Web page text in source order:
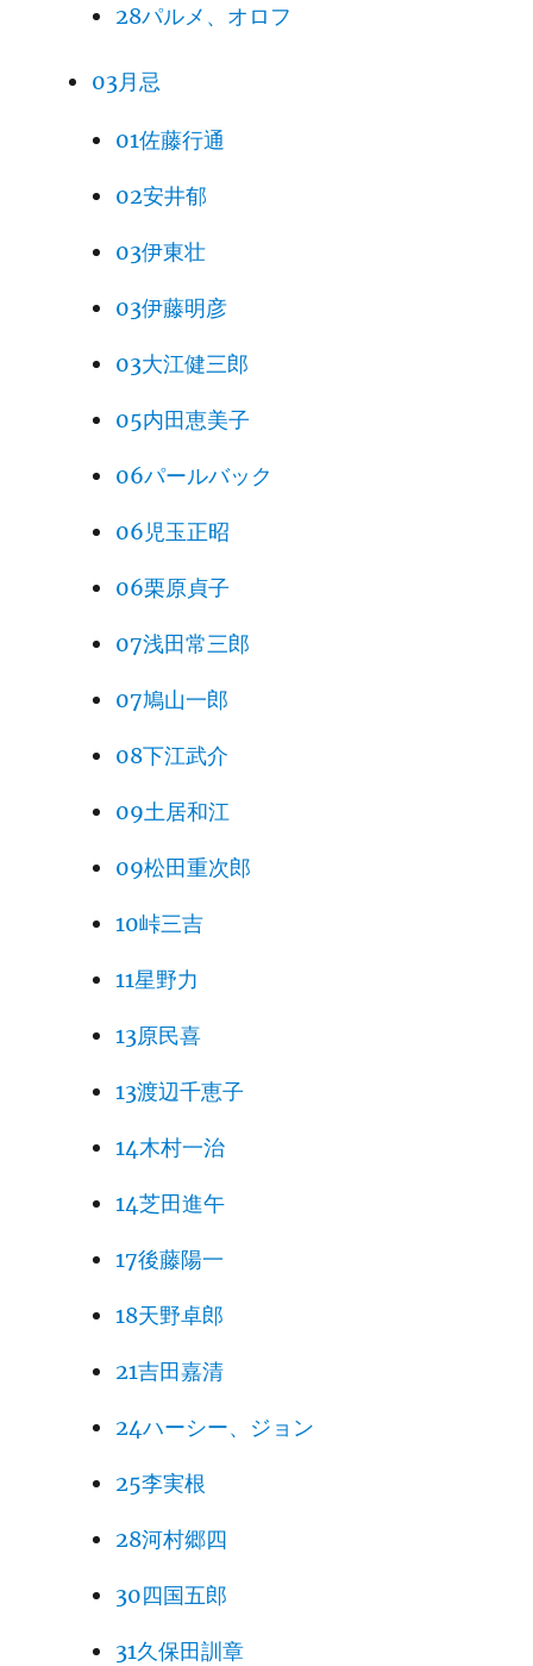
28パルメ、オロフ
03月忌
01佐藤行通
02安井郁
03伊東壮
03伊藤明彦
03大江健三郎
05内田恵美子
06パールバック
06児玉正昭
06栗原貞子
07浅田常三郎
07鳩山一郎
08下江武介
09土居和江
09松田重次郎
10峠三吉
11星野力
13原民喜
13渡辺千恵子
14木村一治
14芝田進午
17後藤陽一
18天野卓郎
21吉田嘉清
24ハーシー、ジョン
25李実根
28河村郷四
30四国五郎
31久保田訓章